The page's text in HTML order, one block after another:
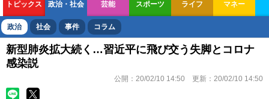
トピックス 政治・社会 芸能 スポーツ ライフ マネー
ボートレース 競輪 オートレース
政治 社会 事件 コラム
新型肺炎拡大続く…習近平に飛び交う失脚とコロナ
感染説
公開： 20/02/10 14:50 更新： 20/02/10 14:50